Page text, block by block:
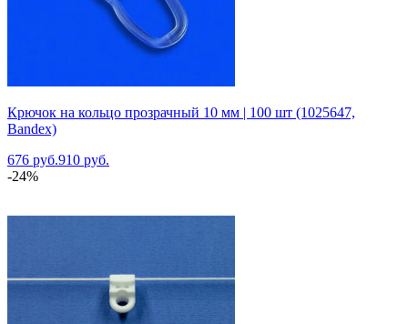
Крючок на кольцо прозрачный 10 мм | 100 шт (1025647,
Bandex)
676 руб.910 руб.
-24%